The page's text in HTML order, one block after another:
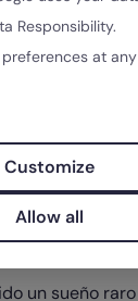
un sueño
Responsibility.
at
Customize
Allow all